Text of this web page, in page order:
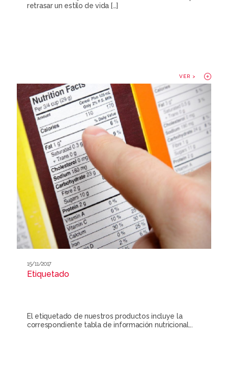
retrasar un estilo de vida […]
VER >
15/11/2017
Etiquetado
El etiquetado de nuestros productos incluye la
correspondiente tabla de información nutricional...